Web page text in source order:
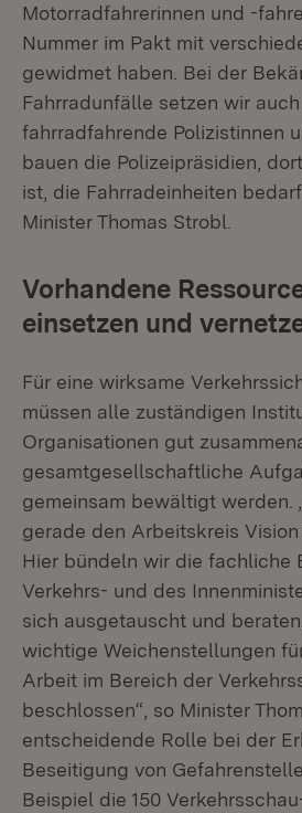
Motorradfahrerinnen und -
Nummer im Pakt mit
gewidmet haben. Bei der
Fahrradunfälle setzen wir
fahrradfahrende Polizistinnen
bauen die Polizeipräsidien,
ist, die Fahrradeinheiten
Minister Thomas Strobl.
Vorhandene
einsetzen und
Für eine wirksame
müssen alle zuständigen
Organisationen gut
gesamtgesellschaftliche
gemeinsam bewältigt werden.
gerade den Arbeitskreis
Hier bündeln wir die fachliche
Verkehrs- und des
sich ausgetauscht und
wichtige Weichenstellungen
Arbeit im Bereich der
beschlossen“, so Minister
entscheidende Rolle bei der
Beseitigung von
Beispiel die 150